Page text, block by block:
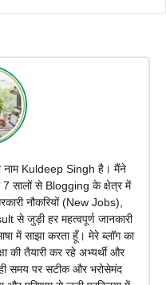
Kuldeep Singh है। मैंने
सालों से Blogging के क्षेत्र में
नौकरियों (New Jobs),
से जुड़ी हर महत्वपूर्ण जानकारी
में साझा करता हूँ। मेरे ब्लॉग का
की तैयारी कर रहे अभ्यर्थी और
समय पर सटीक और भरोसेमंद